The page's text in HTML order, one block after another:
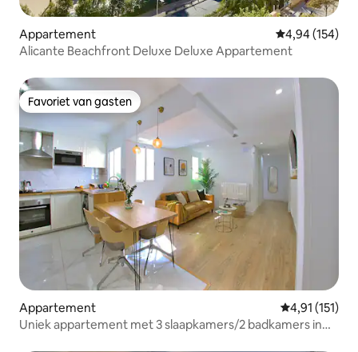
Appartement Gemiddelde
4,94 (154)
Alicante Beachfront Deluxe Deluxe Appartement
Favoriet van gasten
Favoriet van gasten
Appartement Gemiddelde
4,91 (151)
Uniek appartement met 3 slaapkamers/2 badkamers in